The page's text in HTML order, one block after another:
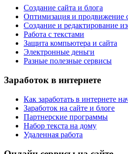
Создание сайта и блога
Оптимизация и продвижение
Создание и редактирование
Работа с текстами
Защита компьютера и сайта
Электронные деньги
Разные полезные сервисы
Заработок в интернете
Как заработать в интернете
Заработок на сайте и блоге
Партнерские программы
Набор текста на дому
Удаленная работа